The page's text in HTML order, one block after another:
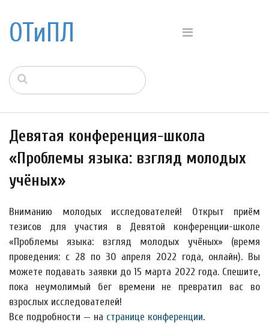
ОТиПЛ
Девятая конференция-школа
«Проблемы языка: взгляд молодых
учёных»
Вниманию молодых исследователей! Открыт приём
тезисов для участия в Девятой конференции-школе
«Проблемы языка: взгляд молодых учёных» (время
проведения: с 28 по 30 апреля 2022 года, онлайн). Вы
можете подавать заявки до 15 марта 2022 года. Спешите,
пока неумолимый бег времени не превратил вас во
взрослых исследователей!
Все подробности — на странице конференции.